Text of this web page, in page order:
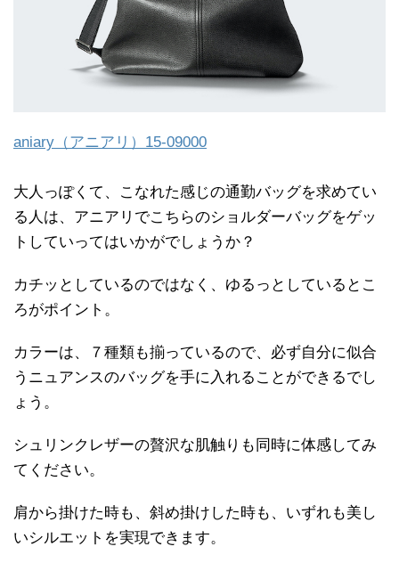
aniary（アニアリ）15-09000
大人っぽくて、こなれた感じの通勤バッグを求めてい
る人は、アニアリでこちらのショルダーバッグをゲッ
トしていってはいかがでしょうか？
カチッとしているのではなく、ゆるっとしているとこ
ろがポイント。
カラーは、７種類も揃っているので、必ず自分に似合
うニュアンスのバッグを手に入れることができるでし
ょう。
シュリンクレザーの贅沢な肌触りも同時に体感してみ
てください。
肩から掛けた時も、斜め掛けした時も、いずれも美し
いシルエットを実現できます。